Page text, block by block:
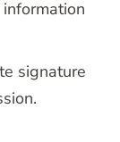
signature